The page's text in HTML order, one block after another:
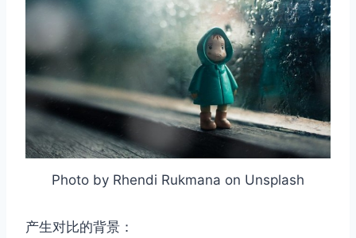
Photo by Rhendi Rukmana on Unsplash
产生对比的背景：